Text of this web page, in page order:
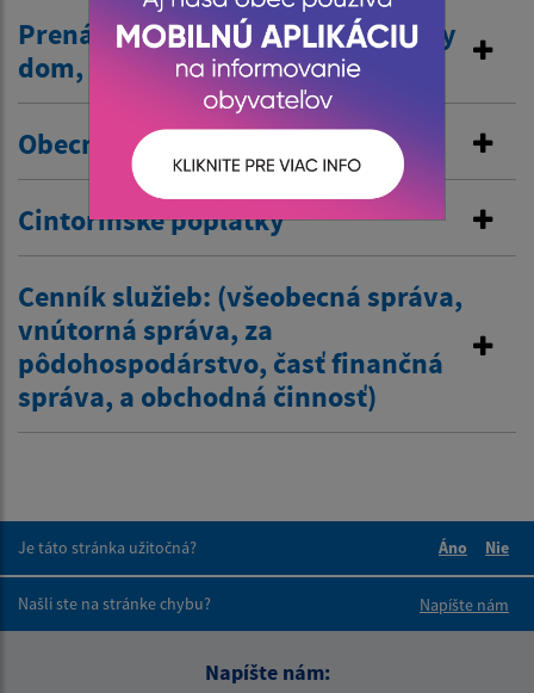
Prenájom nehnuteľností /kultúrny
dom, …/
Obecné nájomné byty
Cintorínske poplatky
Cenník služieb: (všeobecná správa,
vnútorná správa, za
pôdohospodárstvo, časť finančná
správa, a obchodná činnosť)
Je táto stránka užitočná?
Áno
Nie
Našli ste na stránke chybu?
Napíšte nám
Napíšte nám: